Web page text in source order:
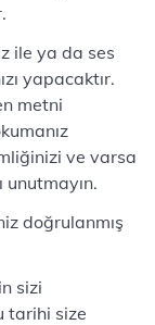
ile ya da ses
yapacaktır.
metni
ve varsa
doğrulanmış
sizi
tarihi size